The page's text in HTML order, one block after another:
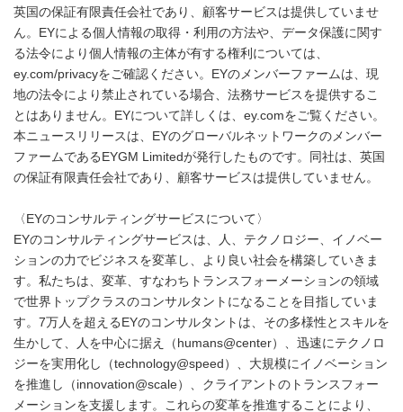
英国の保証有限責任会社であり、顧客サービスは提供していませ
ん。EYによる個人情報の取得・利用の方法や、データ保護に関す
る法令により個人情報の主体が有する権利については、
ey.com/privacyをご確認ください。EYのメンバーファームは、現
地の法令により禁止されている場合、法務サービスを提供するこ
とはありません。EYについて詳しくは、ey.comをご覧ください。
本ニュースリリースは、EYのグローバルネットワークのメンバー
ファームであるEYGM Limitedが発行したものです。同社は、英国
の保証有限責任会社であり、顧客サービスは提供していません。
〈EYのコンサルティングサービスについて〉
EYのコンサルティングサービスは、人、テクノロジー、イノベー
ションの力でビジネスを変革し、より良い社会を構築していきま
す。私たちは、変革、すなわちトランスフォーメーションの領域
で世界トップクラスのコンサルタントになることを目指していま
す。7万人を超えるEYのコンサルタントは、その多様性とスキルを
生かして、人を中心に据え（humans@center）、迅速にテクノロ
ジーを実用化し（technology@speed）、大規模にイノベーション
を推進し（innovation@scale）、クライアントのトランスフォー
メーションを支援します。これらの変革を推進することにより、